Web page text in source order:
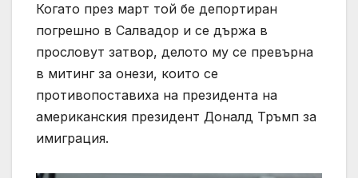
Когато през март той бе депортиран
погрешно в Салвадор и се държа в
прословут затвор, делото му се превърна
в митинг за онези, които се
противопоставиха на президента на
американския президент Доналд Тръмп за
имиграция.